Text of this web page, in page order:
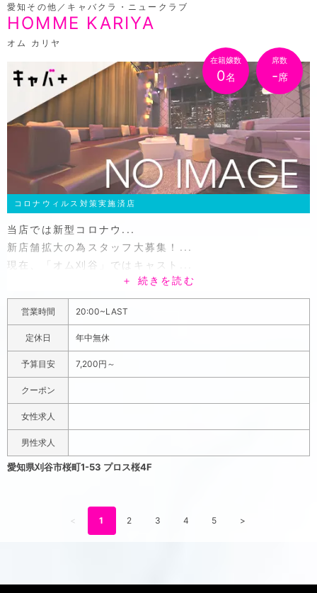
愛知その他／キャバクラ・ニュークラブ
HOMME KARIYA
オム カリヤ
在籍嬢数
0名
席数
-席
コロナウィルス対策実施済店
当店では新型コロナウ...
新店舗拡大の為スタッフ大募集！...
現在、「オム刈谷」ではキャスト...
現在、「オム刈谷」ではキャスト大募集 ハイセンスな内
装のデザイナーズキャバクラで 一緒に働きませんか? オシ
ャレな店内だからこそ 未経験でも働きやすいです。 【1日
体験時給】 体験時給4,000円!! 経験考慮しますので何で
もご相談下さい。 未経験の方も初回の1日体験は時給
4,000円 ※完全全額日払い 【入店時給】 ?全国初? 入店
時に自分で好きな時給を決めれます！ ※時給保証制度あり
※日払い可能 1日体験はいつでも受付しております。 ドレ
スやミュールは無料で レンタルしております。 その他、
広い更衣室や女性専用トイレも完備。 スタッフの教育も
行き届いており、 心配事は一切ありません。 ぜひキャバ
言ってね♪ TEL.090-8861-4864(担当:藤波)
MAIL.kotan.0110@gmail.com LINE.karu110
ャバクラ。拘りに抜いた内装と調度品で、ご来店頂いたお
＋ 続きを読む
営業時間 20:00~LAST
定休日 年中無休
予算目安 7,200円～
クーポン
女性求人
男性求人
愛知県刈谷市桜町1-53 プロス桜4F
< 1 2 3 4 5 >